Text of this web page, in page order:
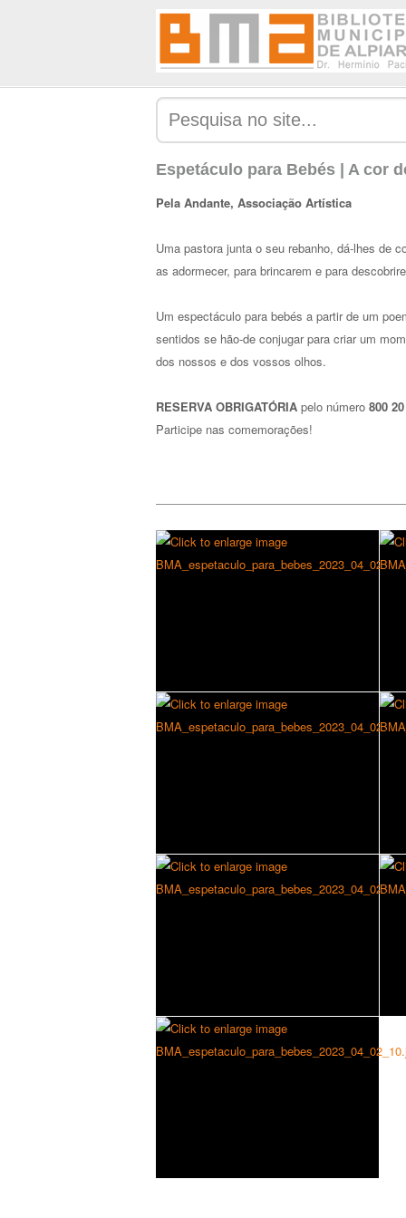
Espetáculo para Bebés | A cor
Pela Andante, Associação Artística
Uma pastora junta o seu rebanho, dá-lhes de
as adormecer, para brincarem e para
Um espectáculo para bebés a partir de um
sentidos se hão-de conjugar para criar um
dos nossos e dos vossos olhos.
RESERVA OBRIGATÓRIA pelo número 800
Participe nas comemorações!